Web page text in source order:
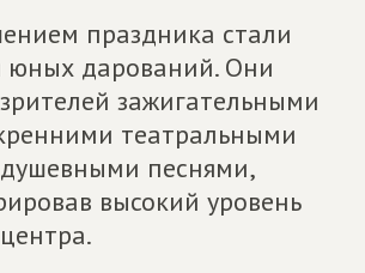
праздника стали
юных дарований. Они
зажигательными
театральными
песнями,
высокий уровень